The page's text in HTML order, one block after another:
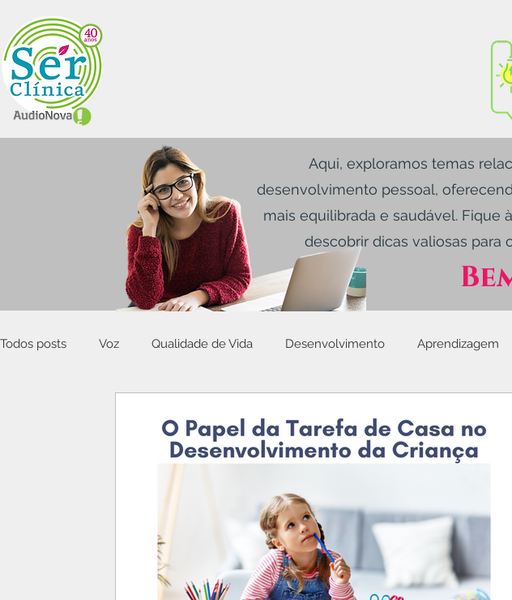
Aqui, exploramos temas
desenvolvimento pessoal,
mais equilibrada e saudável. Fique
descobrir dicas valiosas
Todos posts Voz Qualidade de Vida Desenvolvimento Aprendizagem